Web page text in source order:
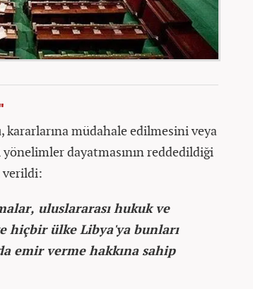
müdahale edilmesini veya
dayatmasının reddedildiği
verildi:
uluslararası hukuk ve
hiçbir ülke Libya'ya bunları
emir verme hakkına sahip